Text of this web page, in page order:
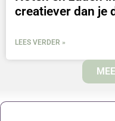
creatiever dan je
LEES VERDER »